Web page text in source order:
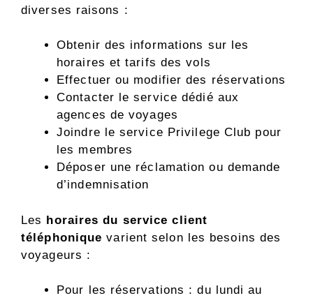
diverses raisons :
Obtenir des informations sur les
horaires et tarifs des vols
Effectuer ou modifier des réservations
Contacter le service dédié aux
agences de voyages
Joindre le service Privilege Club pour
les membres
Déposer une réclamation ou demande
d’indemnisation
Les horaires du service client
téléphonique varient selon les besoins des
voyageurs :
Pour les réservations : du lundi au